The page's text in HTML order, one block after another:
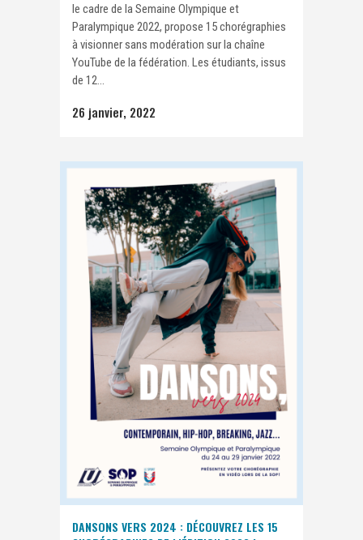
le cadre de la Semaine Olympique et
Paralympique 2022, propose 15 chorégraphies
à visionner sans modération sur la chaîne
YouTube de la fédération. Les étudiants, issus
de 12...
26 janvier, 2022
DANSONS VERS 2024 : DÉCOUVREZ LES 15